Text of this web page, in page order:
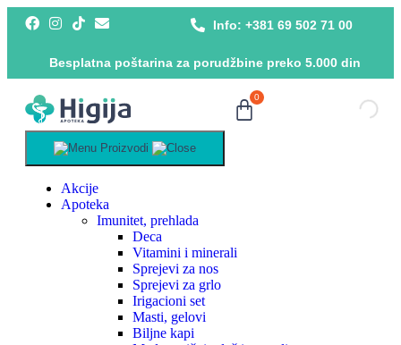
Besplatna poštarina za porudžbine preko 5.000 din
Info: +381 69 502 71 00
Proizvodi
Akcije
Apoteka
Imunitet, prehlada
Deca
Vitamini i minerali
Sprejevi za nos
Sprejevi za grlo
Irigacioni set
Masti, gelovi
Biljne kapi
0